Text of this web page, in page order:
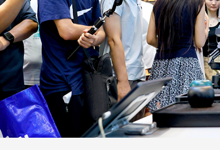
CCTV.節目官網 直播 節目單 欄目 片庫